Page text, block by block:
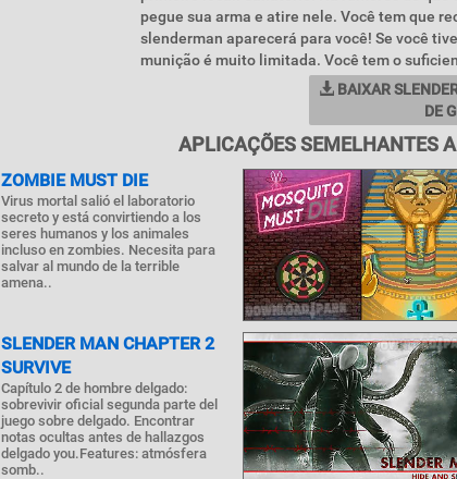
pegue sua arma e atire nele. Você tem que
slenderman aparecerá para você! Se você
munição é muito limitada. Você tem o
BAIXAR
DE
APLICAÇÕES SEMELHANTES
ZOMBIE MUST DIE
Virus mortal salió el laboratorio
secreto y está convirtiendo a los
seres humanos y los animales
incluso en zombies. Necesita para
salvar al mundo de la terrible
amena..
SLENDER MAN CHAPTER 2
SURVIVE
Capítulo 2 de hombre delgado:
sobrevivir oficial segunda parte del
juego sobre delgado. Encontrar
notas ocultas antes de hallazgos
delgado you.Features: atmósfera
somb..